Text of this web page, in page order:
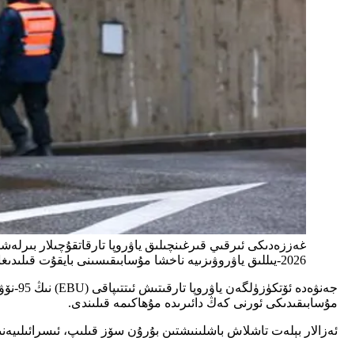
غەززەدىكى ئىرقىي قىرغىنچىلىق ياۋروپا تارقاتقۇچىلار
2026-يىللىق ياۋروۋىزىيە ناخشا مۇسابىقىسىنى بايقۇت قىلىدىغانلىقىنى جاكارلىدى. / Reuters
مۇسابىقىدىكى ئورنى كەڭ دائىرىدە مۇھاكىمە قىلىندى.